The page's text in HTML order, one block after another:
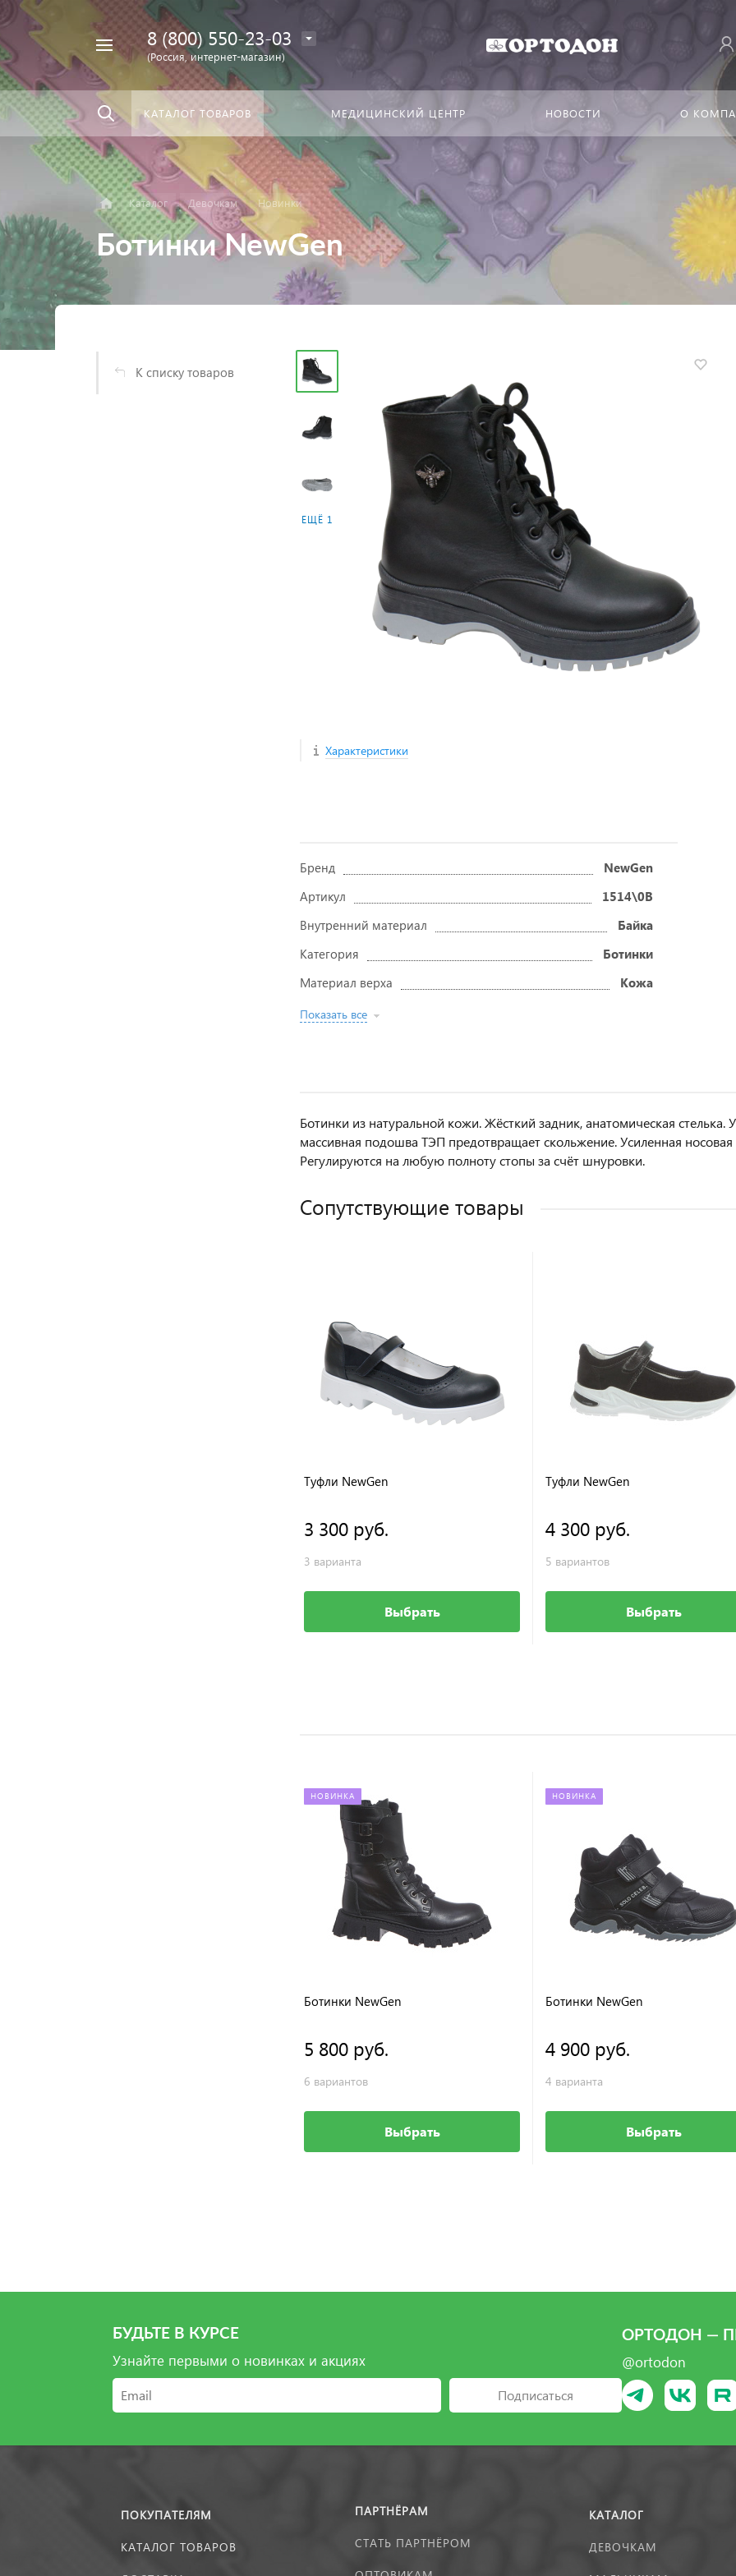
вездеНайти
8 (800) 550-23-03
(Россия, интернет-магазин)
КАТАЛОГ ТОВАРОВ МЕДИЦИНСКИЙ ЦЕНТР НОВОСТИ О
Каталог Девочкам Новинки
Ботинки NewGen
К списку товаров
ЕЩЁ 1
Характеристики
Бренд
NewGen
Артикул
1514\0B
Внутренний материал
Байка
Категория
Ботинки
Материал верха
Кожа
Показать все
Ботинки из натуральной кожи. Жёсткий задник, анатомическая
массивная подошва ТЭП предотвращает скольжение. Усиленная
Регулируются на любую полноту стопы за счёт шнуровки.
Сопутствующие товары
Туфли NewGen
3 300 руб.
3 варианта
Выбрать
Туфли NewGen
4 300 руб.
5 вариантов
Выбрать
НОВИНКА
Ботинки NewGen
5 800 руб.
6 вариантов
Выбрать
НОВИНКА
Ботинки NewGen
4 900 руб.
4 варианта
Выбрать
БУДЬТЕ В КУРСЕ
Узнайте первыми о новинках и акциях
Подписаться
ОРТОДОН —
@ortodon
ПОКУПАТЕЛЯМ
КАТАЛОГ ТОВАРОВ
ПАРТНЁРАМ
СТАТЬ ПАРТНЁРОМ
КАТАЛОГ
ДЕВОЧКАМ